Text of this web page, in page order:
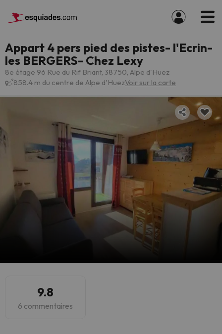
Appart 4 pers pied des pistes- l'Ecrin-
les BERGERS- Chez Lexy
8e étage 96 Rue du Rif Briant, 38750, Alpe d'Huez
858.4 m du centre de Alpe d'HuezVoir sur la carte
9.8
6 commentaires